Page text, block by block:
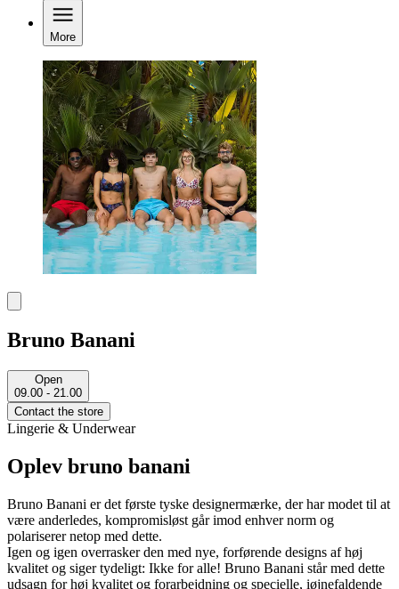
More
Bruno Banani
Open
09.00 - 21.00
Contact the store
Lingerie & Underwear
Oplev bruno banani
Bruno Banani er det første tyske designermærke, der har modet til at
være anderledes, kompromisløst går imod enhver norm og
polariserer netop med dette.
Igen og igen overrasker den med nye, forførende designs af høj
kvalitet og siger tydeligt: Ikke for alle! Bruno Banani står med dette
udsagn for høj kvalitet og forarbejdning og specielle, iøjnefaldende